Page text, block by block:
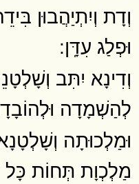
וְדָת וְיִתְיַהֲבוּן
וּפְלַג עִדָּֽן ׃
וְדִינָא יִתִּב
לְהַשְׁמָדָה
וּמַלְכוּתָה
מַלְכְוָת תְּחוֹת כָּל